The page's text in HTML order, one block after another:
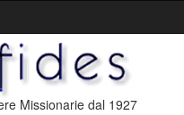
Missionarie dal 1927